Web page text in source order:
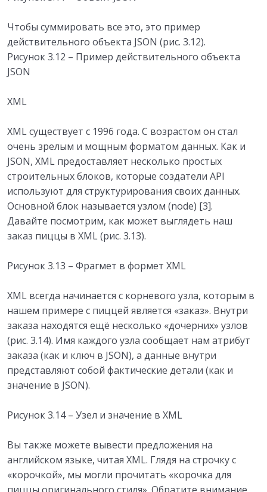
Чтобы суммировать все это, это пример
действительного объекта JSON (рис. 3.12).
Рисунок 3.12 – Пример действительного объекта
JSON
XML
XML существует с 1996 года. С возрастом он стал
очень зрелым и мощным форматом данных. Как и
JSON, XML предоставляет несколько простых
строительных блоков, которые создатели API
используют для структурирования своих данных.
Основной блок называется узлом (node) [3].
Давайте посмотрим, как может выглядеть наш
заказ пиццы в XML (рис. 3.13).
Рисунок 3.13 – Фрагмет в формет XML
XML всегда начинается с корневого узла, которым в
нашем примере с пиццей является «заказ». Внутри
заказа находятся ещё несколько «дочерних» узлов
(рис. 3.14). Имя каждого узла сообщает нам атрибут
заказа (как и ключ в JSON), а данные внутри
представляют собой фактические детали (как и
значение в JSON).
Рисунок 3.14 – Узел и значение в XML
Вы также можете вывести предложения на
английском языке, читая XML. Глядя на строчку с
«корочкой», мы могли прочитать «корочка для